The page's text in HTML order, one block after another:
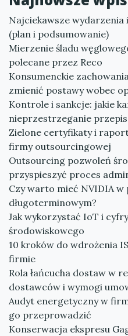
Najciekawsze wydarzenia
(plan i podsumowanie)
Mierzenie śladu
polecane przez Reco
Konsumenckie
zmienić postawy wobec
Kontrole i sankcje: jakie
nieprzestrzeganie
Zielone certyfikaty i
firmy outsourcingowej
Outsourcing pozwoleń
przyspieszyć proces
Czy warto mieć NVIDIA
długoterminowym?
Jak wykorzystać IoT i
środowiskowego
10 kroków do wdrożenia
firmie
Rola łańcucha dostaw w
dostawców i wymogi
Audyt energetyczny w
go przeprowadzić
Konserwacja ekspresu